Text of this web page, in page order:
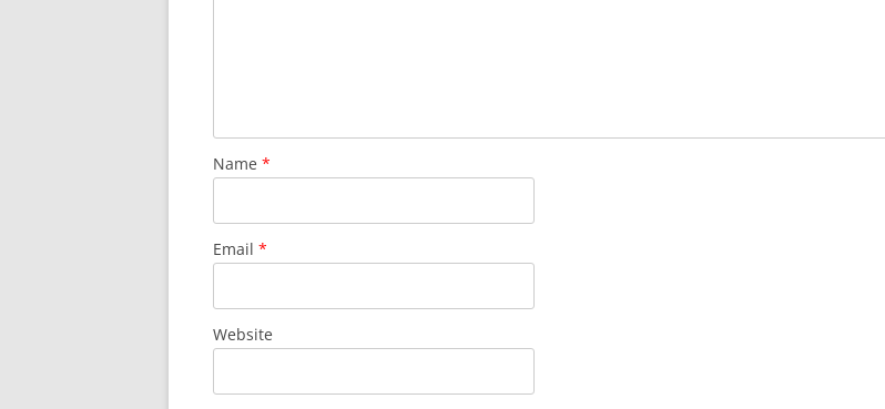
Name *
Email *
Website